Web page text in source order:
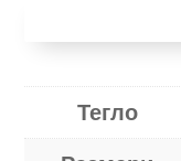
Тегло